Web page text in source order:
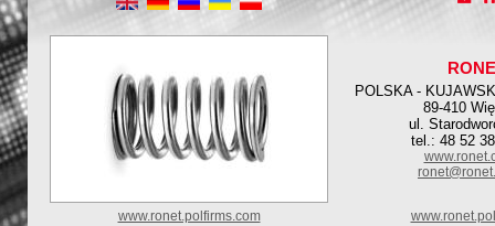
POLSKA -
89-410
ul.
tel.: 48 52
www.ronet.polfirms.com